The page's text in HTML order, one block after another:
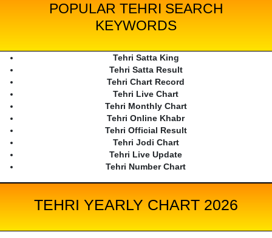
POPULAR TEHRI SEARCH
KEYWORDS
Tehri Satta King
Tehri Satta Result
Tehri Chart Record
Tehri Live Chart
Tehri Monthly Chart
Tehri Online Khabr
Tehri Official Result
Tehri Jodi Chart
Tehri Live Update
Tehri Number Chart
TEHRI YEARLY CHART 2026